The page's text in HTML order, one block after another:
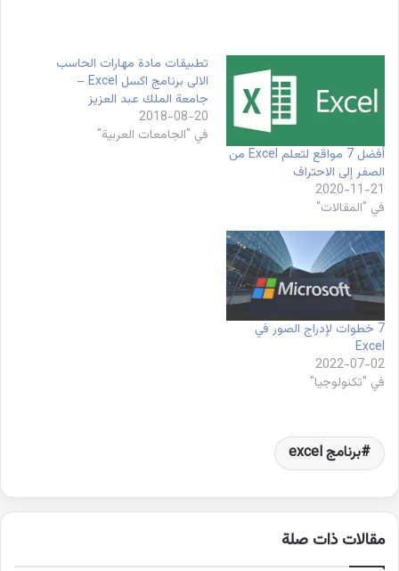
أفضل 7 مواقع لتعلم Excel من
الصفر إلى الاحتراف
2020-11-21
في "المقالات"
تطبيقات مادة مهارات الحاسب
الالى برنامج اكسل Excel –
جامعة الملك عبد العزيز
2018-08-20
في "الجامعات العربية"
7 خطوات لإدراج الصور في
Excel
2022-07-02
في "تكنولوجيا"
برنامج excel
مقالات ذات صلة